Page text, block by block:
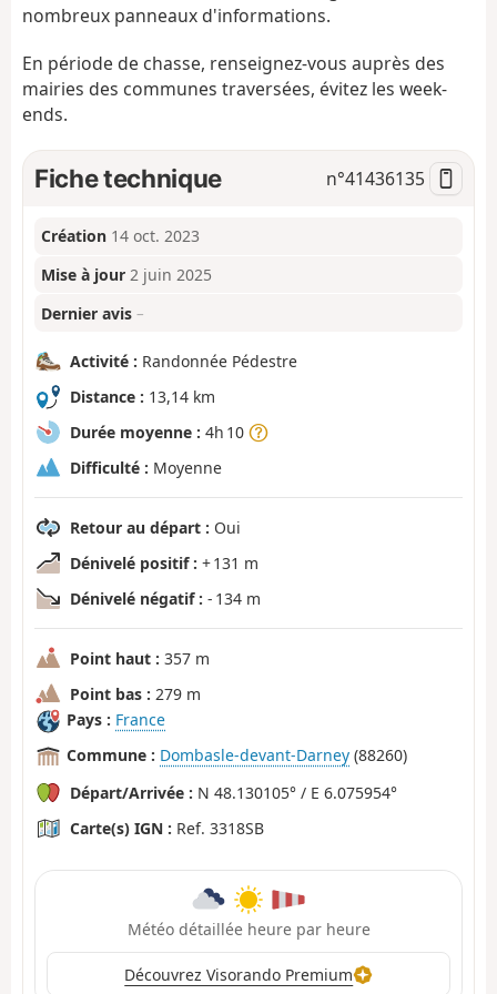
nombreux panneaux d'informations.
En période de chasse, renseignez-vous auprès des
mairies des communes traversées, évitez les week-
ends.
Fiche technique n°41436135
Création 14 oct. 2023
Mise à jour 2 juin 2025
Dernier avis –
Activité : Randonnée Pédestre
Distance : 13,14 km
Durée moyenne : 4h 10
Difficulté : Moyenne
Retour au départ : Oui
Dénivelé positif : + 131 m
Dénivelé négatif : - 134 m
Point haut : 357 m
Point bas : 279 m
Pays : France
Commune : Dombasle-devant-Darney (88260)
Départ/Arrivée : N 48.130105° / E 6.075954°
Carte(s) IGN : Ref. 3318SB
Météo détaillée heure par heure
Découvrez Visorando Premium